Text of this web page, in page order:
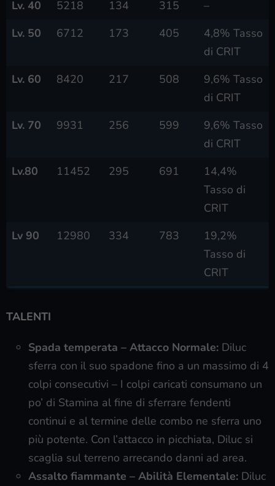
Lv. 40
5218 134 315
–
Lv. 50
6712 173 405
4,8% Tasso
di CRIT
Lv. 60
8420 217 508
9,6% Tasso
di CRIT
Lv. 70
9931 256 599
9,6% Tasso
di CRIT
Lv.80
11452 295 691
14,4%
Tasso di
CRIT
Lv 90
12980 334 783
19,2%
Tasso di
CRIT
TALENTI
Spada temperata – Attacco Normale: Diluc
sferra con il suo spadone fino a un massimo di 4
colpi consecutivi – I colpi caricati consumano un
po’ di Stamina al fine di sferrare fendenti
continui e al termine delle combo ne sferra uno
più potente. Con l’attacco in picchiata, Diluc si
scaglia sul terreno arrecando danni ad area.
Assalto fiammante – Abilità Elementale: Diluc